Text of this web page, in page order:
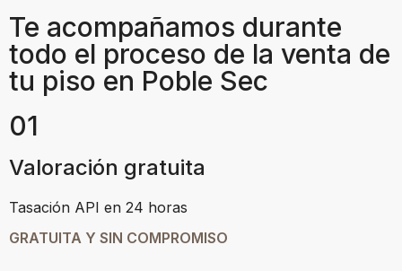
Te acompañamos durante
todo el proceso de la venta de
tu piso en Poble Sec
01
Valoración gratuita
Tasación API en 24 horas
GRATUITA Y SIN COMPROMISO